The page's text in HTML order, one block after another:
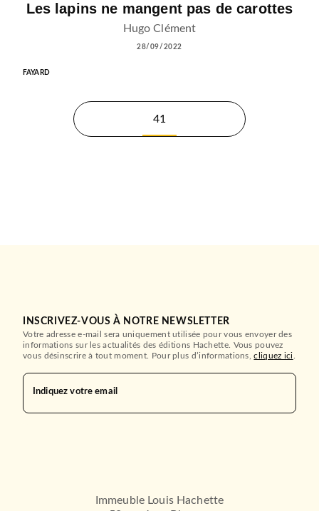
Les lapins ne mangent pas de carottes
Hugo Clément
28/09/2022
FAYARD
41
INSCRIVEZ-VOUS À NOTRE NEWSLETTER
Votre adresse e-mail sera uniquement utilisée pour vous envoyer des
informations sur les actualités des éditions Hachette. Vous pouvez
vous désinscrire à tout moment. Pour plus d’informations,cliquez ici
Indiquez votre email
Immeuble Louis Hachette